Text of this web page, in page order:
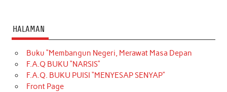
HALAMAN
Buku “Membangun Negeri, Merawat Masa Depan
F.A.Q BUKU “NARSIS”
F.A.Q. BUKU PUISI “MENYESAP SENYAP”
Front Page